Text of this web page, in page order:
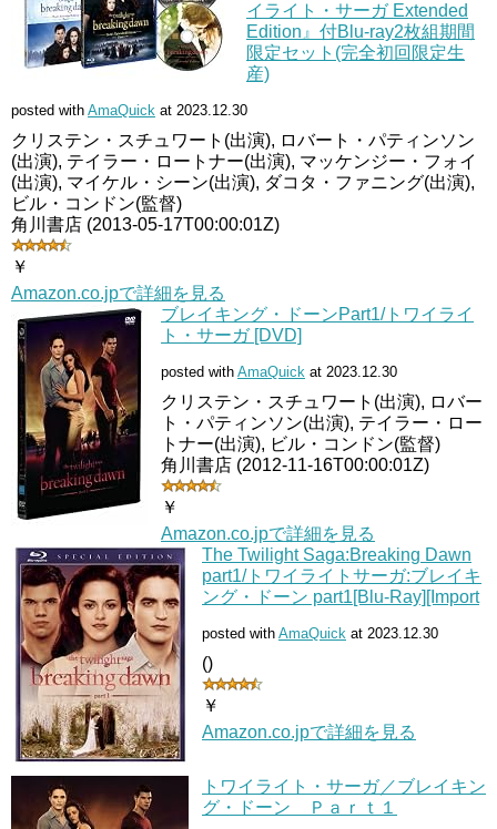
イライト・サーガ Extended
Edition』付Blu-ray2枚組期間
限定セット(完全初回限定生
産)
posted with AmaQuick at 2023.12.30
クリステン・スチュワート(出演), ロバート・パティンソン
(出演), テイラー・ロートナー(出演), マッケンジー・フォイ
(出演), マイケル・シーン(出演), ダコタ・ファニング(出演),
ビル・コンドン(監督)
角川書店 (2013-05-17T00:00:01Z)
￥
Amazon.co.jpで詳細を見る
ブレイキング・ドーンPart1/トワイライ
ト・サーガ [DVD]
posted with AmaQuick at 2023.12.30
クリステン・スチュワート(出演), ロバー
ト・パティンソン(出演), テイラー・ロー
トナー(出演), ビル・コンドン(監督)
角川書店 (2012-11-16T00:00:01Z)
￥
Amazon.co.jpで詳細を見る
The Twilight Saga:Breaking Dawn
part1/トワイライトサーガ:ブレイキ
ング・ドーン part1[Blu-Ray][Import
posted with AmaQuick at 2023.12.30
()
￥
Amazon.co.jpで詳細を見る
トワイライト・サーガ／ブレイキン
グ・ドーン Ｐａｒｔ１